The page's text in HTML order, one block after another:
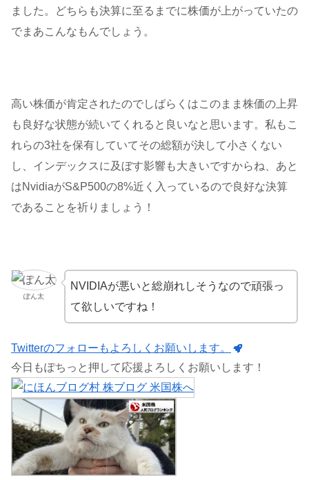
ました。どちらも決算に至るまでに株価が上がっていたの
でまあこんなもんでしょう。
高い株価が肯定されたのでしばらくはこのまま株価の上昇
も良好な状態が続いてくれると良いなと思います。私もこ
れらの3社を保有していてその総額が決して小さくない
し、インデックスに及ぼす影響も大きいですからね、あと
はNvidiaがS&P500の8%近く入っているので良好な決算
であることを祈りましょう！
ぽん太
NVIDIAが悪いと総崩れしそうなので頑張っ
て欲しいですね！
Twitterのフォローもよろしくお願いします。
今日もぽちっと押して応援よろしくお願いします！